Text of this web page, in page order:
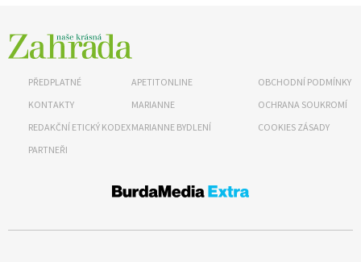
PŘEDPLATNÉ
KONTAKTY
REDAKČNÍ ETICKÝ KODEX
PARTNEŘI
APETITONLINE
MARIANNE
MARIANNE BYDLENÍ
OBCHODNÍ PODMÍNKY
OCHRANA SOUKROMÍ
COOKIES ZÁSADY